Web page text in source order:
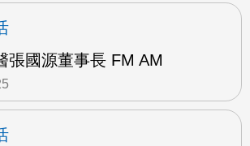
張國源董事長 FM AM